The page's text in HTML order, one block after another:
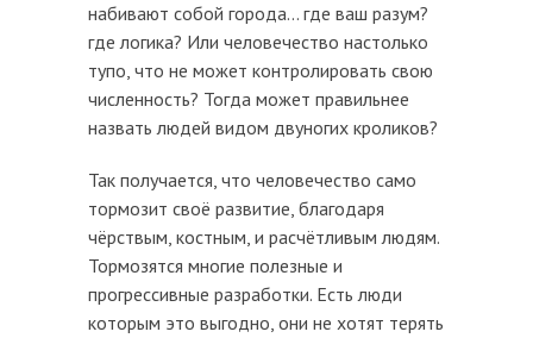
набивают собой города... где ваш разум?
где логика? Или человечество настолько
тупо, что не может контролировать свою
численность? Тогда может правильнее
назвать людей видом двуногих кроликов?
Так получается, что человечество само
тормозит своё развитие, благодаря
чёрствым, костным, и расчётливым людям.
Тормозятся многие полезные и
прогрессивные разработки. Есть люди
которым это выгодно, они не хотят терять